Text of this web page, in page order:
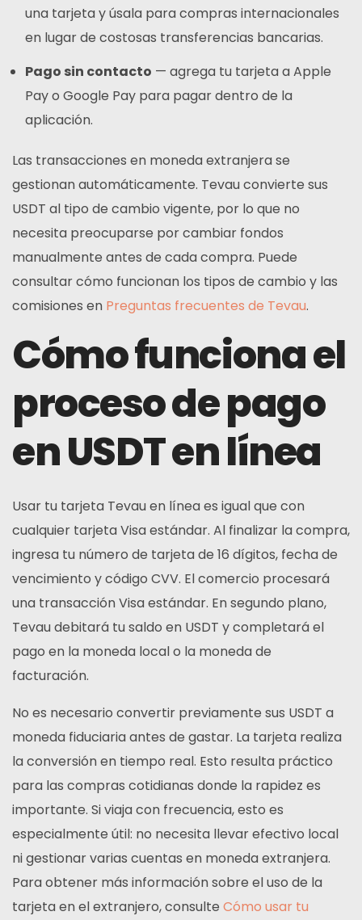
una tarjeta y úsala para compras internacionales
en lugar de costosas transferencias bancarias.
Pago sin contacto — agrega tu tarjeta a Apple
Pay o Google Pay para pagar dentro de la
aplicación.
Las transacciones en moneda extranjera se
gestionan automáticamente. Tevau convierte sus
USDT al tipo de cambio vigente, por lo que no
necesita preocuparse por cambiar fondos
manualmente antes de cada compra. Puede
consultar cómo funcionan los tipos de cambio y las
comisiones en Preguntas frecuentes de Tevau.
Cómo funciona el
proceso de pago
en USDT en línea
Usar tu tarjeta Tevau en línea es igual que con
cualquier tarjeta Visa estándar. Al finalizar la compra,
ingresa tu número de tarjeta de 16 dígitos, fecha de
vencimiento y código CVV. El comercio procesará
una transacción Visa estándar. En segundo plano,
Tevau debitará tu saldo en USDT y completará el
pago en la moneda local o la moneda de
facturación.
No es necesario convertir previamente sus USDT a
moneda fiduciaria antes de gastar. La tarjeta realiza
la conversión en tiempo real. Esto resulta práctico
para las compras cotidianas donde la rapidez es
importante. Si viaja con frecuencia, esto es
especialmente útil: no necesita llevar efectivo local
ni gestionar varias cuentas en moneda extranjera.
Para obtener más información sobre el uso de la
tarjeta en el extranjero, consulte Cómo usar tu